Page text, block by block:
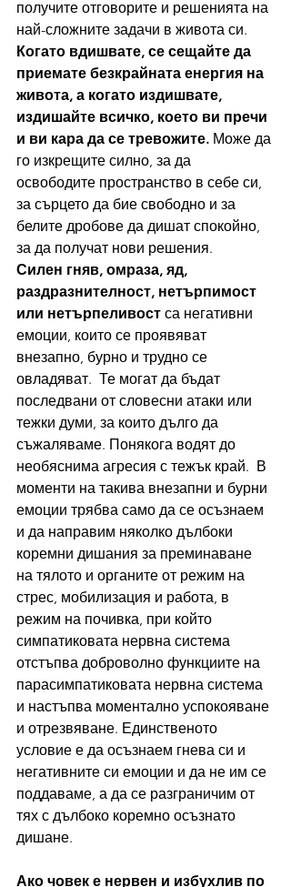
получите отговорите и решенията на
най-сложните задачи в живота си.
Когато вдишвате, се сещайте да
приемате безкрайната енергия на
живота, а когато издишвате,
издишайте всичко, което ви пречи
и ви кара да се тревожите. Може да
го изкрещите силно, за да
освободите пространство в себе си,
за сърцето да бие свободно и за
белите дробове да дишат спокойно,
за да получат нови решения.
Силен гняв, омраза, яд,
раздразнителност, нетърпимост
или нетърпеливост са негативни
емоции, които се проявяват
внезапно, бурно и трудно се
овладяват.  Те могат да бъдат
последвани от словесни атаки или
тежки думи, за които дълго да
съжаляваме. Понякога водят до
необяснима агресия с тежък край. В
моменти на такива внезапни и бурни
емоции трябва само да се осъзнаем
и да направим няколко дълбоки
коремни дишания за преминаване
на тялото и органите от режим на
стрес, мобилизация и работа, в
режим на почивка, при който
симпатиковата нервна система
отстъпва доброволно функциите на
парасимпатиковата нервна система
и настъпва моментално успокояване
и отрезвяване. Единственото
условие е да осъзнаем гнева си и
негативните си емоции и да не им се
поддаваме, а да се разграничим от
тях с дълбоко коремно осъзнато
дишане.
Ако човек е нервен и избухлив по